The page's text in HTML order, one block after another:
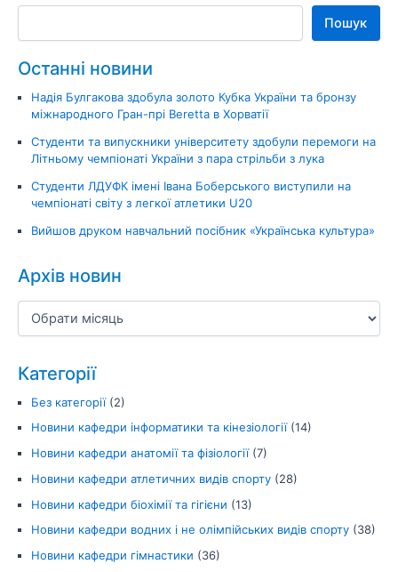
Пошук
Останні новини
Надія Булгакова здобула золото Кубка України та бронзу
міжнародного Гран-прі Beretta в Хорватії
Студенти та випускники університету здобули перемоги на
Літньому чемпіонаті України з пара стрільби з лука
Студенти ЛДУФК імені Івана Боберського виступили на
чемпіонаті світу з легкої атлетики U20
Вийшов друком навчальний посібник «Українська культура»
Архів новин
Категорії
Без категорії(2)
Новини кафедри інформатики та кінезіології(14)
Новини кафедри анатомії та фізіології(7)
Новини кафедри атлетичних видів спорту (28)
Новини кафедри біохімії та гігієни (13)
Новини кафедри водних і не олімпійських видів спорту (38)
Новини кафедри гімнастики (36)